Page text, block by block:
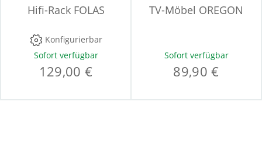
Hifi-Rack FOLAS
Konfigurierbar
Sofort verfügbar
129,00 €
TV-Möbel OREGON
Sofort verfügbar
89,90 €